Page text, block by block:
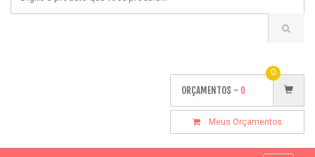
ORÇAMENTOS - 0
0
Meus Orçamentos